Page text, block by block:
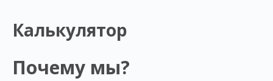
Калькулятор
Почему мы?